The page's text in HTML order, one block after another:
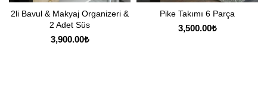
2li Bavul & Makyaj Organizeri &
2 Adet Süs
3,900.00₺
Pike Takımı 6 Parça
3,500.00₺